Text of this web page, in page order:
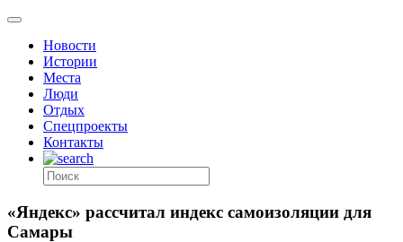
Новости
Истории
Места
Люди
Отдых
Спецпроекты
Контакты
«Яндекс» рассчитал индекс самоизоляции для
Самары